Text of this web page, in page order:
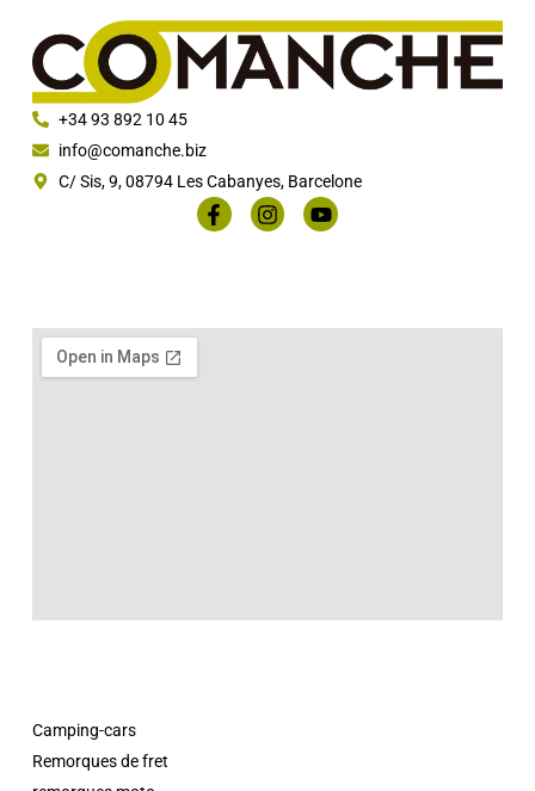
+34 93 892 10 45
info@comanche.biz
C/ Sis, 9, 08794 Les Cabanyes, Barcelone
Camping-cars
Remorques de fret